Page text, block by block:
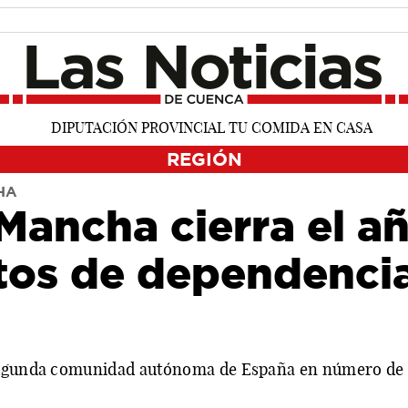
REGIÓN
cierra el
de
comunidad autónoma de España en número